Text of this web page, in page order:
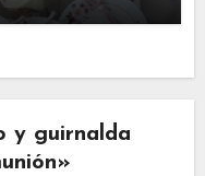
y guirnalda